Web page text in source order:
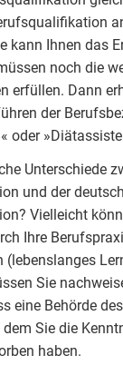
kann Ihnen das
noch die
erfüllen. Dann
der
oder
Unterschiede
und der
Vielleicht
Ihre
(lebenslanges
Sie
eine Behörde
Sie die
haben.